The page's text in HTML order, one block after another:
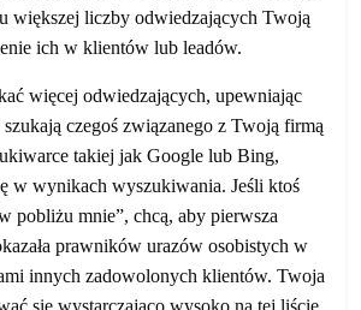
większej liczby odwiedzających Twoją
ich w klientów lub leadów.
więcej odwiedzających, upewniając
czegoś związanego z Twoją firmą
takiej jak Google lub Bing,
w wynikach wyszukiwania. Jeśli ktoś
pobliżu mnie”, chcą, aby pierwsza
prawników urazów osobistych w
innych zadowolonych klientów. Twoja